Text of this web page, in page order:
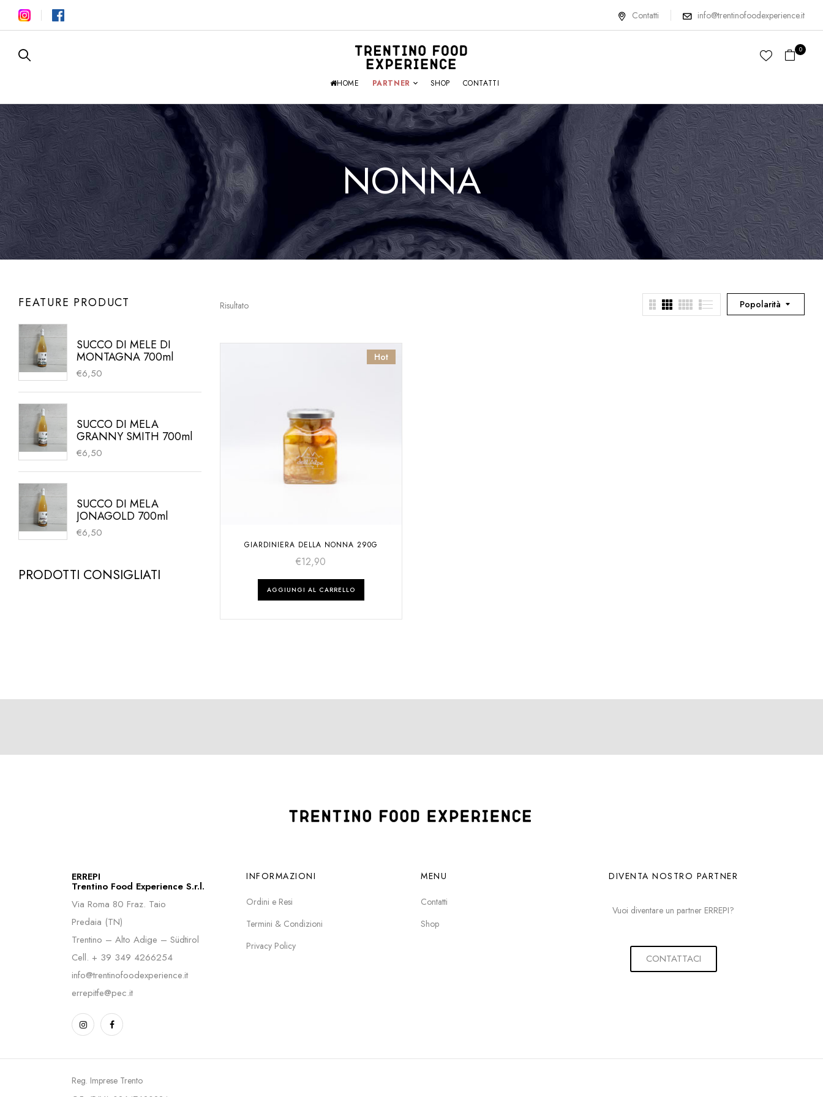
Contatti info@trentinofoodexperience.it
0
HOME PARTNER SHOP CONTATTI
NONNA
FEATURE PRODUCT
SUCCO DI MELE DI
MONTAGNA 700ml
€6,50
SUCCO DI MELA
GRANNY SMITH 700ml
€6,50
SUCCO DI MELA
JONAGOLD 700ml
€6,50
PRODOTTI CONSIGLIATI
Popolarità
Risultato
Hot
GIARDINIERA DELLA NONNA 290G
€12,90
AGGIUNGI AL CARRELLO
ERREPI
Trentino Food Experience S.r.l.
Via Roma 80 Fraz. Taio
Predaia (TN)
Trentino – Alto Adige – Südtirol
Cell. + 39 349 4266254
info@trentinofoodexperience.it
errepitfe@pec.it
INFORMAZIONI
Ordini e Resi
Termini & Condizioni
Privacy Policy
MENU
Contatti
Shop
DIVENTA NOSTRO PARTNER
Vuoi diventare un partner ERREPI?
CONTATTACI
Reg. Imprese Trento